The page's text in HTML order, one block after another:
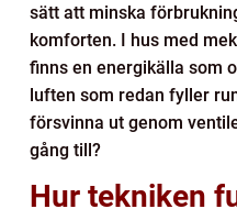
sätt att minska
komforten. I hus med
finns en energikälla som
luften som redan fyller
försvinna ut genom
gång till?
Hur tekniken